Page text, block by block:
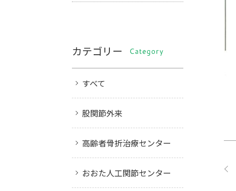
カテゴリー
すべて
股関節外来
高齢者骨折治療センター
おおた人工関節センター